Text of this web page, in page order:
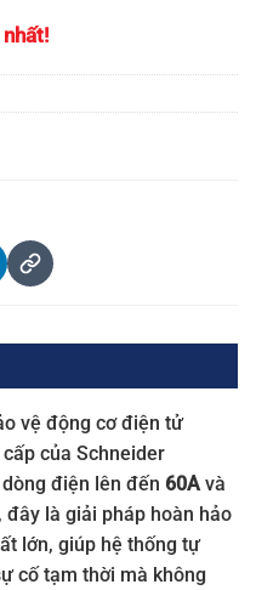
vệ động cơ điện tử
của Schneider
điện lên đến 60A và
đây là giải pháp hoàn hảo
lớn, giúp hệ thống tự
cố tạm thời mà không